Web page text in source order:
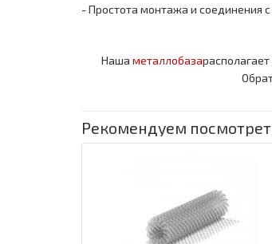
- Простота монтажа и соединения
Наша металлобаза
Рекомендуем